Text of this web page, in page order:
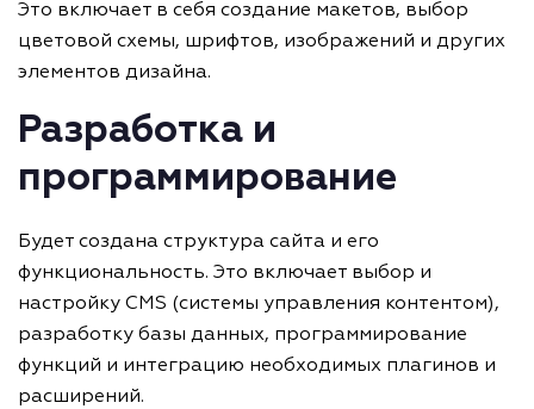
Это включает в себя создание макетов, выбор
цветовой схемы, шрифтов, изображений и других
элементов дизайна.
Разработка и
программирование
Будет создана структура сайта и его
функциональность. Это включает выбор и
настройку CMS (системы управления контентом),
разработку базы данных, программирование
функций и интеграцию необходимых плагинов и
расширений.